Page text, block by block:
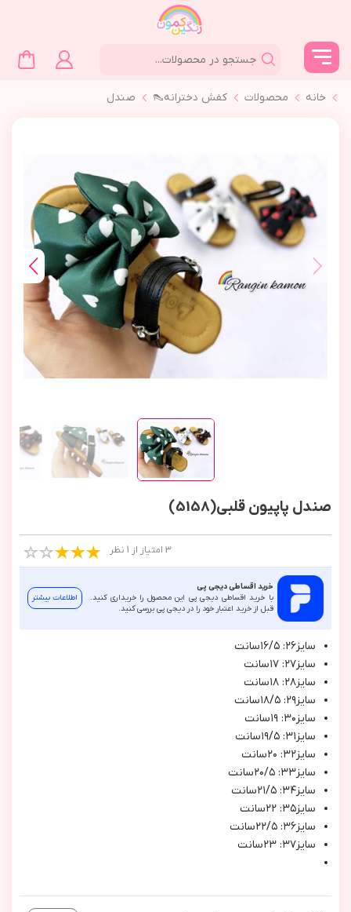
خانه محصولات کفش دخترانه👠 صندل
صندل پاپیون قلبی(5158)
3 امتیاز از 1 نظر
خرید اقساطی دیجی پی
با خرید اقساطی دیجی پی این محصول را خریداری کنید.
قبل از خرید اعتبار خود را در دیجی پی بررسی کنید.
اطلاعات بیشتر
سايز٢٦: ١٦/٥سانت
سايز٢٧: ١٧سانت
سايز٢٨: ١٨سانت
سايز٢٩: ١٨/٥سانت
سايز٣٠: ١٩سانت
سايز٣١: ١٩/٥سانت
سايز٣٢: ٢٠سانت
سايز٣٣: ٢٠/٥سانت
سايز٣٤: ٢١/٥سانت
سايز٣٥: ٢٢سانت
سايز٣٦: ٢٢/٥سانت
سايز٣٧: ٢٣سانت